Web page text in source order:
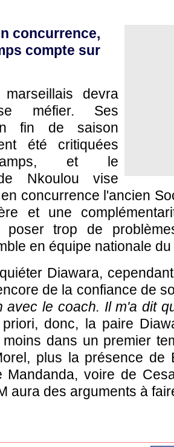
concurrence,
compte sur
devra
méfier. Ses
fin de saison
été critiquées
et le
Nkoulou vise
concurrence l'ancien
et une
poser trop de
en équipe nationale
Diawara,
de la confiance de
avec le coach. Il m'a dit
donc, la paire
dans un premier
plus la présence de
Mandanda, voire de
aura des arguments à